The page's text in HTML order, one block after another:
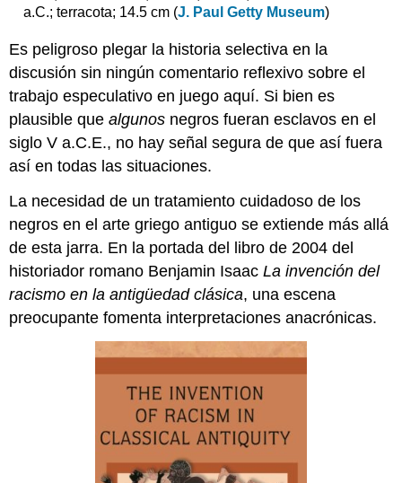
a.C.; terracota; 14.5 cm (J. Paul Getty Museum)
Es peligroso plegar la historia selectiva en la
discusión sin ningún comentario reflexivo sobre el
trabajo especulativo en juego aquí. Si bien es
plausible quealgunos negros fueran esclavos en el
siglo V a.C.E., no hay señal segura de que así fuera
así en todas las situaciones.
La necesidad de un tratamiento cuidadoso de los
negros en el arte griego antiguo se extiende más allá
de esta jarra. En la portada del libro de 2004 del
historiador romano Benjamin IsaacLa invención del
racismo en la antigüedad clásica, una escena
preocupante fomenta interpretaciones anacrónicas.